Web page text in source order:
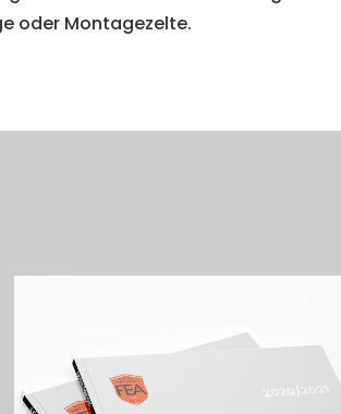
oder Montagezelte.